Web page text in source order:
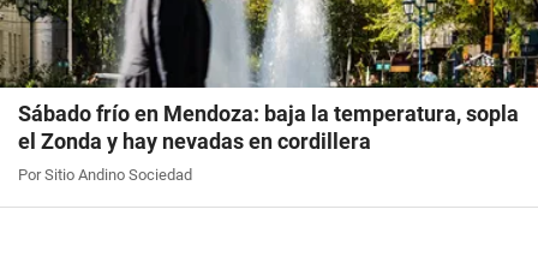
Sábado frío en Mendoza: baja la temperatura, sopla
el Zonda y hay nevadas en cordillera
Por Sitio Andino Sociedad